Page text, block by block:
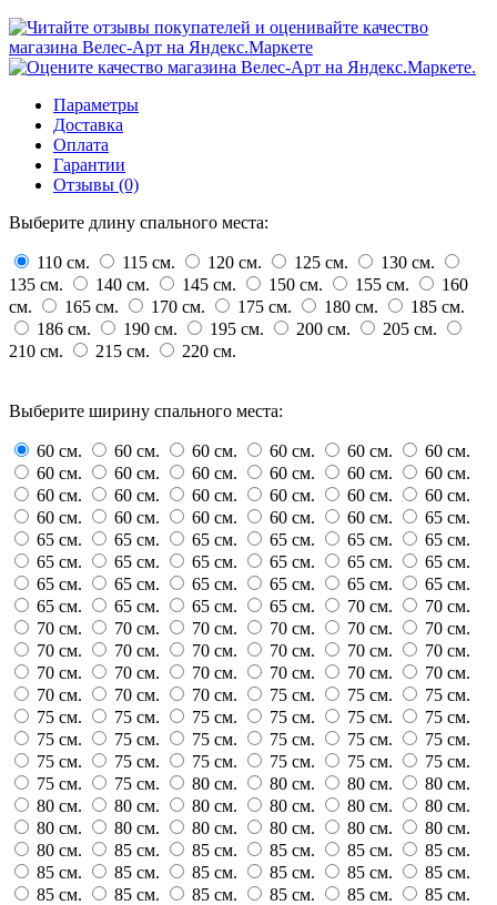
Параметры
Доставка
Оплата
Гарантии
Отзывы (0)
Выберите длину спального места:
110 см. 115 см. 120 см. 125 см.
130 см.
135 см.
140 см. 145 см. 150 см. 155 см.
160
см.
165 см. 170 см. 175 см. 180 см.
185 см.
186 см.
190 см. 195 см. 200 см.
205 см.
210 см.
215 см. 220 см.
Выберите ширину спального места:
60 см. 60 см. 60 см. 60 см. 60 см.
60 см.
60 см.
60 см. 60 см. 60 см. 60 см.
60 см.
60 см.
60 см. 60 см. 60 см. 60 см.
60 см.
60 см.
60 см. 60 см. 60 см. 60 см.
65 см.
65 см.
65 см. 65 см. 65 см. 65 см.
65 см.
65 см.
65 см. 65 см. 65 см. 65 см.
65 см.
65 см.
65 см. 65 см. 65 см. 65 см.
65 см.
65 см.
65 см. 65 см. 65 см. 70 см.
70 см.
70 см.
70 см. 70 см. 70 см. 70 см.
70 см.
70 см.
70 см. 70 см. 70 см. 70 см.
70 см.
70 см.
70 см. 70 см. 70 см. 70 см.
70 см.
70 см.
70 см. 70 см. 75 см. 75 см.
75 см.
75 см.
75 см. 75 см. 75 см. 75 см.
75 см.
75 см.
75 см. 75 см. 75 см. 75 см.
75 см.
75 см.
75 см. 75 см. 75 см. 75 см.
75 см.
75 см.
75 см. 80 см. 80 см. 80 см.
80 см.
80 см.
80 см. 80 см. 80 см. 80 см.
80 см.
80 см.
80 см. 80 см. 80 см. 80 см.
80 см.
80 см.
85 см. 85 см. 85 см. 85 см.
85 см.
85 см.
85 см. 85 см. 85 см. 85 см.
85 см.
85 см.
85 см. 85 см. 85 см. 85 см.
85 см.